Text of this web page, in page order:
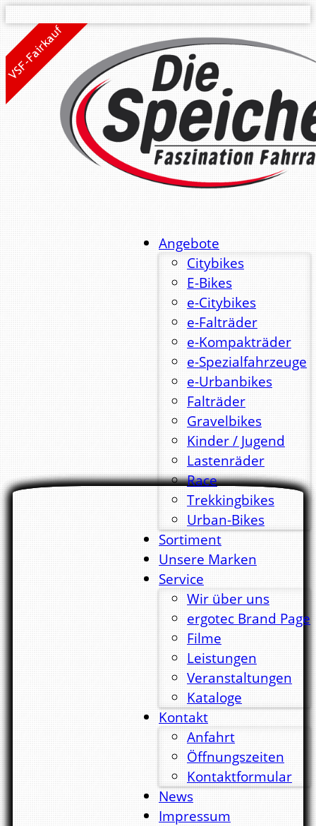
Angebote
Citybikes
E-Bikes
e-Citybikes
e-Falträder
e-Kompakträder
e-Spezialfahrzeuge
e-Urbanbikes
Falträder
Gravelbikes
Kinder / Jugend
Lastenräder
Race
Trekkingbikes
Urban-Bikes
Sortiment
Unsere Marken
Service
Wir über uns
ergotec Brand Page
Filme
Leistungen
Veranstaltungen
Kataloge
Kontakt
Anfahrt
Öffnungszeiten
Kontaktformular
News
Impressum